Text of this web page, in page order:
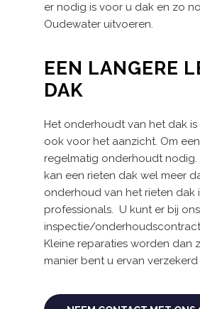
er nodig is voor u dak en zo
Oudewater uitvoeren.
EEN LANGERE
DAK
Het onderhoudt van het dak
ook voor het aanzicht. Om
regelmatig onderhoudt
kan een rieten dak wel meer
onderhoud van het rieten
professionals. U kunt er bij
inspectie/
Kleine reparaties worden dan
manier bent u ervan